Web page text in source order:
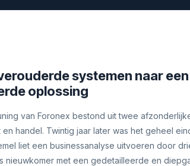
systemen naar een
oplossing
van Foronex bestond uit twee
handel. Twintig jaar later was het geheel
liet een businessanalyse uitvoeren door
nieuwkomer met een gedetailleerde en